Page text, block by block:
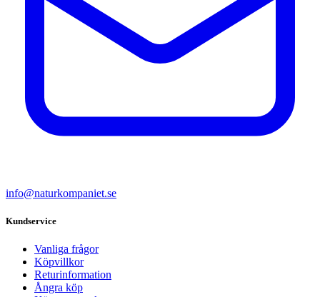
info@naturkompaniet.se
Kundservice
Vanliga frågor
Köpvillkor
Returinformation
Ångra köp